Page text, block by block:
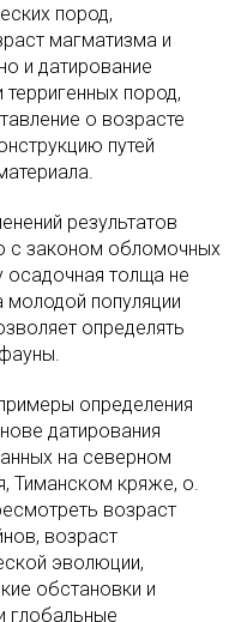
пород,
магматизма и
и датирование
пород,
о возрасте
путей
результатов
с законом обломочных
осадочная толща не
популяции
определять
определения
датирования
на северном
Тиманском кряже, о.
возраст
возраст
эволюции,
обстановки и
глобальные